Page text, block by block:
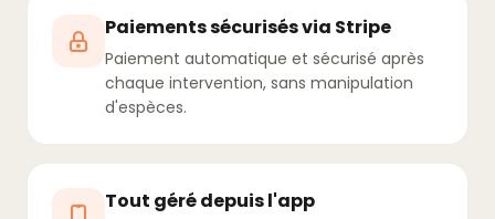
Paiements sécurisés via Stripe
Paiement automatique et sécurisé après
chaque intervention, sans manipulation
d'espèces.
Tout géré depuis l'app